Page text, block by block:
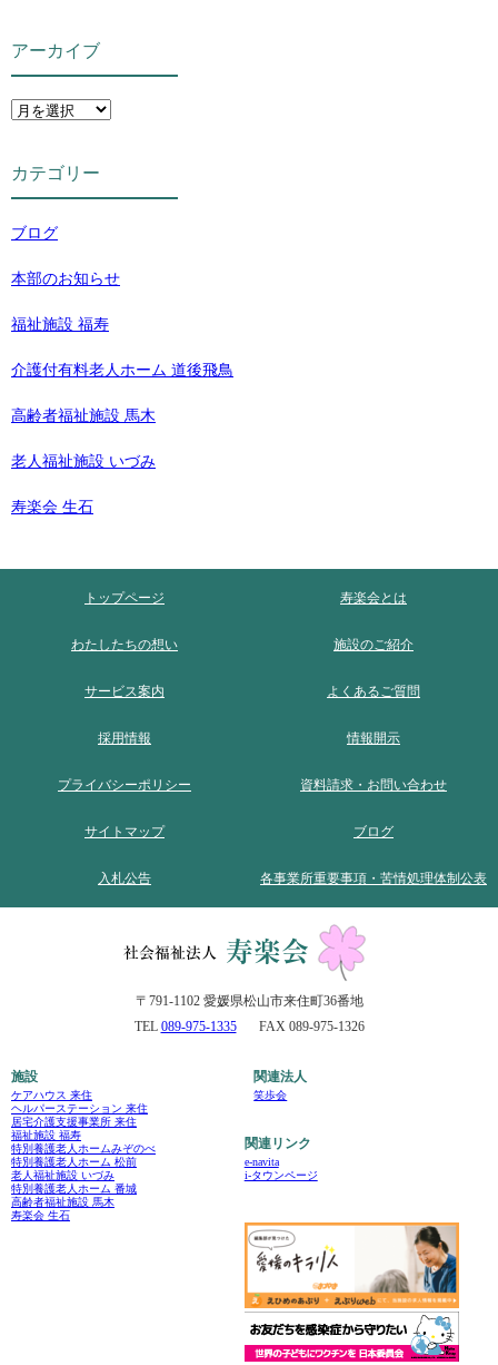
アーカイブ
カテゴリー
ブログ
本部のお知らせ
福祉施設 福寿
介護付有料老人ホーム 道後飛鳥
高齢者福祉施設 馬木
老人福祉施設 いづみ
寿楽会 生石
トップページ 寿楽会とは
わたしたちの想い 施設のご紹介
サービス案内 よくあるご質問
採用情報 情報開示
プライバシーポリシー 資料請求・お問い合わせ
サイトマップ ブログ
入札公告 各事業所重要事項・苦情処理体制公表
〒791-1102 愛媛県松山市来住町36番地
TEL 089-975-1335 FAX 089-975-1326
施設
ケアハウス 来住
ヘルパーステーション 来住
居宅介護支援事業所 来住
福祉施設 福寿
特別養護老人ホームみぞのべ
特別養護老人ホーム 松前
老人福祉施設 いづみ
特別養護老人ホーム 番城
高齢者福祉施設 馬木
寿楽会 生石
関連法人
笑歩会
関連リンク
e-navita
i-タウンページ